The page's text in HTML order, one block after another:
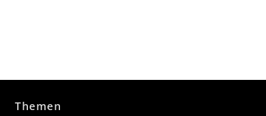
Themen